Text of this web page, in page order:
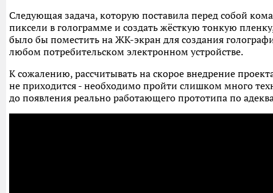
Следующая задача, которую поставила перед собой
пиксели в голограмме и создать жёсткую тонкую
было бы поместить на ЖК-экран для создания
любом потребительском электронном устройстве.
К сожалению, рассчитывать на скорое внедрение
не приходится - необходимо пройти слишком много
до появления реально работающего прототипа по